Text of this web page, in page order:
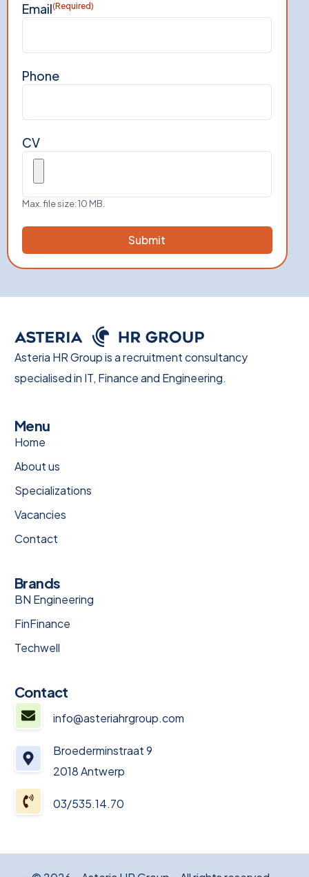
Email(Required)
Phone
CV
Max. file size: 10 MB.
Asteria HR Group is a recruitment consultancy
specialised in IT, Finance and Engineering.
Menu
Home
About us
Specializations
Vacancies
Contact
Brands
BN Engineering
FinFinance
Techwell
Contact
info@asteriahrgroup.com
Broederminstraat 9
2018 Antwerp
03/535.14.70